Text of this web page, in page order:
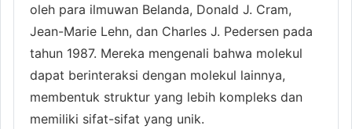
oleh para ilmuwan Belanda, Donald J. Cram,
Jean-Marie Lehn, dan Charles J. Pedersen pada
tahun 1987. Mereka mengenali bahwa molekul
dapat berinteraksi dengan molekul lainnya,
membentuk struktur yang lebih kompleks dan
memiliki sifat-sifat yang unik.